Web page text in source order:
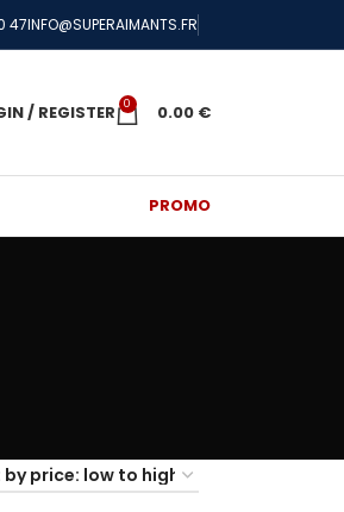
47INFO@SUPERAIMANTS.FR
/ REGISTER 0 0.00 €
PROMO